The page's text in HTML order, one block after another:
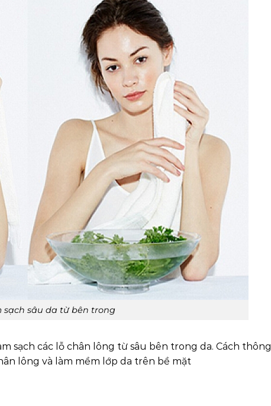
sạch sâu da từ bên trong
sạch các lỗ chân lông từ sâu bên trong da. Cách thông
lông và làm mềm lớp da trên bề mặt